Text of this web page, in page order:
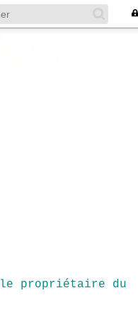
propriétaire du